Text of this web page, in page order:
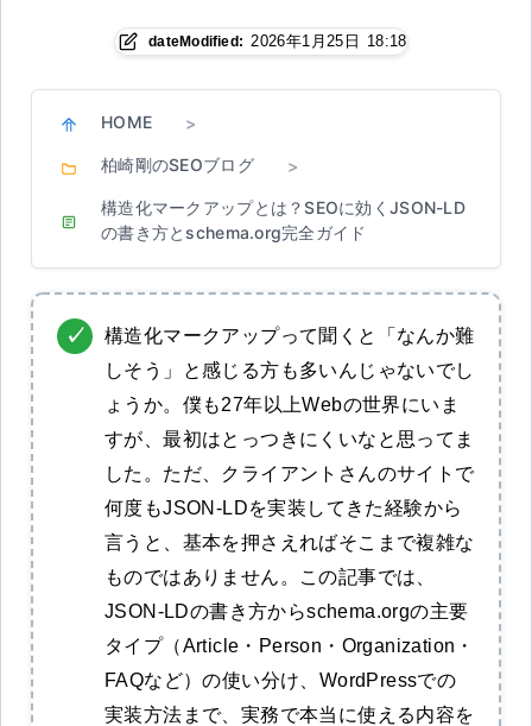
dateModified: 2026年1月25日 18:18
HOME >
柏崎剛のSEOブログ >
構造化マークアップとは？SEOに効くJSON-LD
の書き方とschema.org完全ガイド
構造化マークアップって聞くと「なんか難
しそう」と感じる方も多いんじゃないでし
ょうか。僕も27年以上Webの世界にいま
すが、最初はとっつきにくいなと思ってま
した。ただ、クライアントさんのサイトで
何度もJSON-LDを実装してきた経験から
言うと、基本を押さえればそこまで複雑な
ものではありません。この記事では、
JSON-LDの書き方からschema.orgの主要
タイプ（Article・Person・Organization・
FAQなど）の使い分け、WordPressでの
実装方法まで、実務で本当に使える内容を